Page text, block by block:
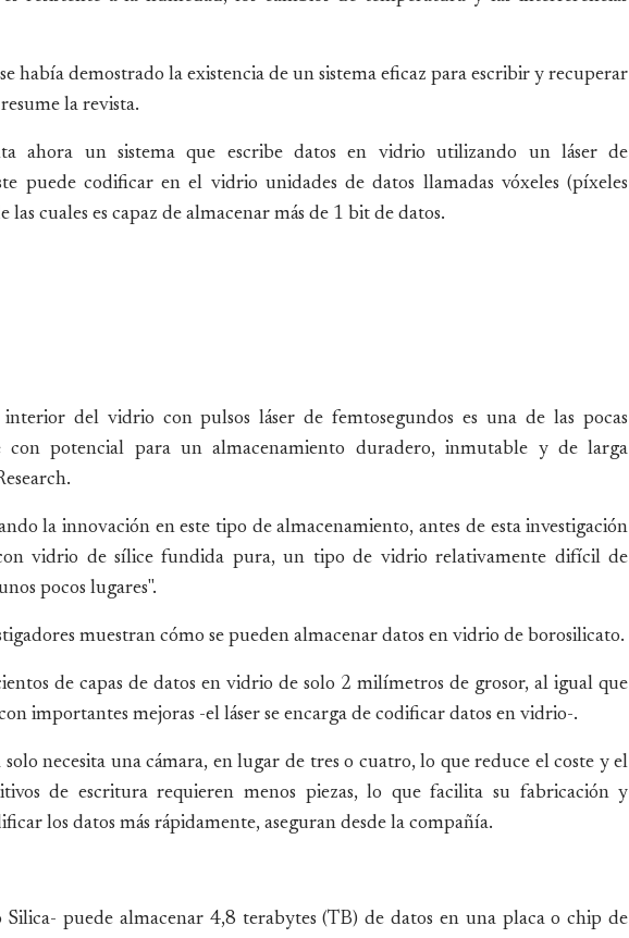
había demostrado la existencia de un sistema eficaz para escribir y recuperar
la revista.
ahora un sistema que escribe datos en vidrio utilizando un láser de
puede codificar en el vidrio unidades de datos llamadas vóxeles (píxeles
las cuales es capaz de almacenar más de 1 bit de datos.
del vidrio con pulsos láser de femtosegundos es una de las pocas
con potencial para un almacenamiento duradero, inmutable y de larga
la innovación en este tipo de almacenamiento, antes de esta investigación
vidrio de sílice fundida pura, un tipo de vidrio relativamente difícil de
pocos lugares".
muestran cómo se pueden almacenar datos en vidrio de borosilicato.
de capas de datos en vidrio de solo 2 milímetros de grosor, al igual que
importantes mejoras -el láser se encarga de codificar datos en vidrio-.
necesita una cámara, en lugar de tres o cuatro, lo que reduce el coste y el
de escritura requieren menos piezas, lo que facilita su fabricación y
los datos más rápidamente, aseguran desde la compañía.
puede almacenar 4,8 terabytes (TB) de datos en una placa o chip de